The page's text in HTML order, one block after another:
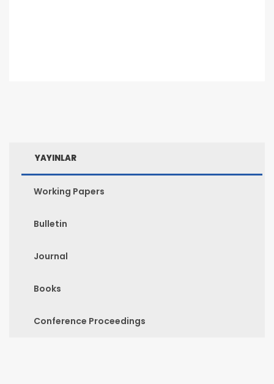
YAYINLAR
Working Papers
Bulletin
Journal
Books
Conference Proceedings